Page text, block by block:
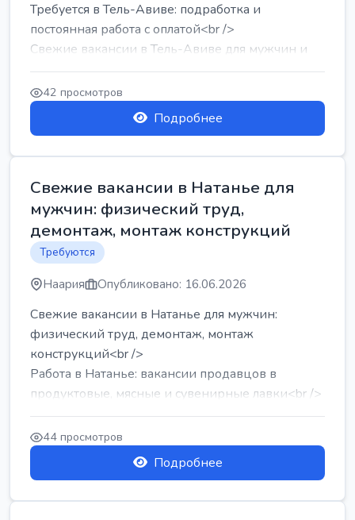
Требуется в Тель-Авиве: подработка и
постоянная работа с оплатой<br />
Свежие вакансии в Тель-Авиве для мужчин и
женщин от хозя...
42 просмотров
Подробнее
Свежие вакансии в Натанье для
мужчин: физический труд,
демонтаж, монтаж конструкций
Требуются
Наария Опубликовано: 16.06.2026
Свежие вакансии в Натанье для мужчин:
физический труд, демонтаж, монтаж
конструкций<br />
Работа в Натанье: вакансии продавцов в
продуктовые, мясные и сувенирные лавки<br />
Разнорабочий на сборку м...
44 просмотров
Подробнее